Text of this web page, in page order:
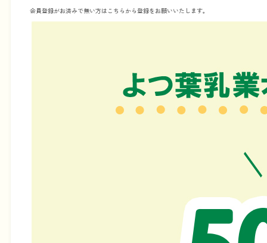
会員登録がお済みで無い方はこちらから登録をお願いいたします。